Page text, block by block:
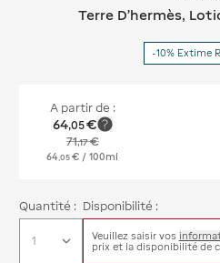
Terre D'hermès,
-10% Extime
A partir de :
64,05€
71,17€
64 05 € / 100ml
Quantité : Disponibilité :
Veuillez saisir vos
prix et la disponibilité de